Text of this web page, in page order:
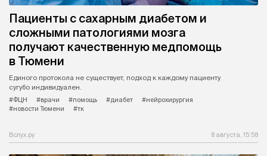
Пациенты с сахарным диабетом и
сложными патологиями мозга
получают качественную медпомощь
в Тюмени
Единого протокола не существует, подход к каждому пациенту
сугубо индивидуален.
#ФЦН
#врачи #помощь #диабет
#нейрохирургия
#новости Тюмени
#тк
Вслух.ру 8 августа, 15:58